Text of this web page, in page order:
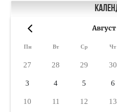
Пн Вт Ср Чт
27 28 29 30
3 4 5 6
10 11 12 13